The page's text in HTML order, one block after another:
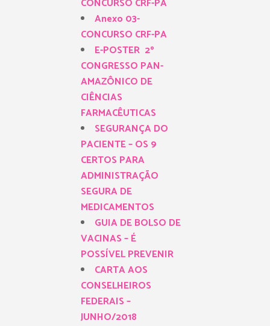
Anexo 03-
CONCURSO CRF-PA
E-POSTER 2º
CONGRESSO PAN-
AMAZÔNICO DE
CIÊNCIAS
FARMACÊUTICAS
SEGURANÇA DO
PACIENTE – OS 9
CERTOS PARA
ADMINISTRAÇÃO
SEGURA DE
MEDICAMENTOS
GUIA DE BOLSO DE
VACINAS – É
POSSÍVEL PREVENIR
CARTA AOS
CONSELHEIROS
FEDERAIS –
JUNHO/2018